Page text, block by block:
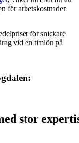
för arbetskostnaden
för snickare
vid en timlön på
stor